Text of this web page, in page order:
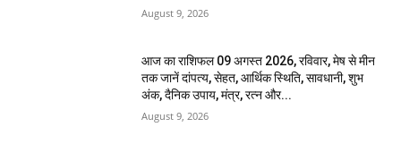
August 9, 2026
आज का राशिफल 09 अगस्त 2026, रविवार, मेष से मीन
तक जानें दांपत्य, सेहत, आर्थिक स्थिति, सावधानी, शुभ
अंक, दैनिक उपाय, मंत्र, रत्न और...
August 9, 2026